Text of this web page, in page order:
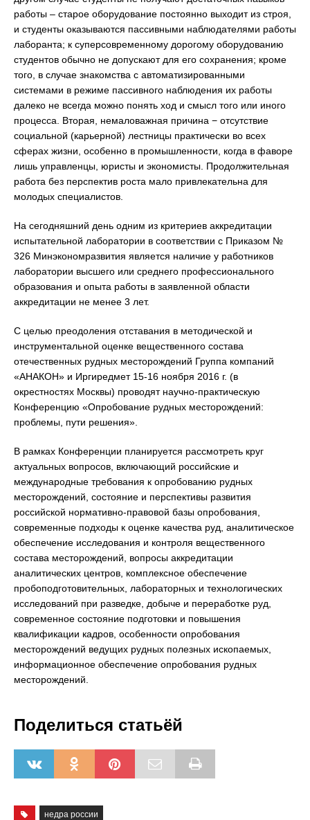
работы – старое оборудование постоянно выходит из строя,
и студенты оказываются пассивными наблюдателями работы
лаборанта; к суперсовременному дорогому оборудованию
студентов обычно не допускают для его сохранения; кроме
того, в случае знакомства с автоматизированными
системами в режиме пассивного наблюдения их работы
далеко не всегда можно понять ход и смысл того или иного
процесса. Вторая, немаловажная причина − отсутствие
социальной (карьерной) лестницы практически во всех
сферах жизни, особенно в промышленности, когда в фаворе
лишь управленцы, юристы и экономисты. Продолжительная
работа без перспектив роста мало привлекательна для
молодых специалистов.
На сегодняшний день одним из критериев аккредитации
испытательной лаборатории в соответствии с Приказом №
326 Минэкономразвития является наличие у работников
лаборатории высшего или среднего профессионального
образования и опыта работы в заявленной области
аккредитации не менее 3 лет.
С целью преодоления отставания в методической и
инструментальной оценке вещественного состава
отечественных рудных месторождений Группа компаний
«АНАКОН» и Иргиредмет 15-16 ноября 2016 г. (в
окрестностях Москвы) проводят научно-практическую
Конференцию «Опробование рудных месторождений:
проблемы, пути решения».
В рамках Конференции планируется рассмотреть круг
актуальных вопросов, включающий российские и
международные требования к опробованию рудных
месторождений, состояние и перспективы развития
российской нормативно-правовой базы опробования,
современные подходы к оценке качества руд, аналитическое
обеспечение исследования и контроля вещественного
состава месторождений, вопросы аккредитации
аналитических центров, комплексное обеспечение
пробоподготовительных, лабораторных и технологических
исследований при разведке, добыче и переработке руд,
современное состояние подготовки и повышения
квалификации кадров, особенности опробования
месторождений ведущих рудных полезных ископаемых,
информационное обеспечение опробования рудных
месторождений.
Поделиться статьёй
недра россии